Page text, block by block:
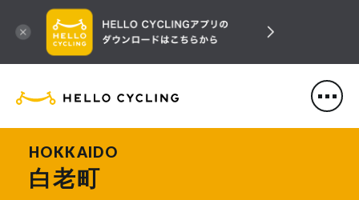
HELLO CYCLING（ハローサ
HOKKAIDO
白老町